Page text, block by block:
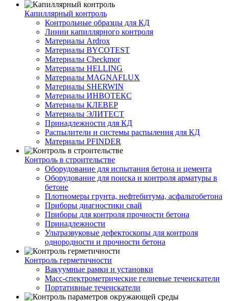
Капиллярный контроль
Контрольные образцы для КД
Линии капиллярного контроля
Материалы Ardrox
Материалы BYCOTEST
Материалы Checkmor
Материалы HELLING
Материалы MAGNAFLUX
Материалы SHERWIN
Материалы ИНВОТЕКС
Материалы КЛЕВЕР
Материалы ЭЛИТЕСТ
Принадлежности для КД
Распылители и системы распыления для КД
Материалы PFINDER
Контроль в строительстве
Оборудование для испытания бетона и цемента
Оборудование для поиска и контроля арматуры в
бетоне
Плотномеры грунта, нефтебитума, асфальтобетона
Приборы диагностики свай
Приборы для контроля прочности бетона
Принадлежности
Ультразвуковые дефектоскопы для контроля
однородности и прочности бетона
Контроль герметичности
Вакуумные рамки и установки
Масс-спектрометрические гелиевые течеискатели
Портативные течеискатели